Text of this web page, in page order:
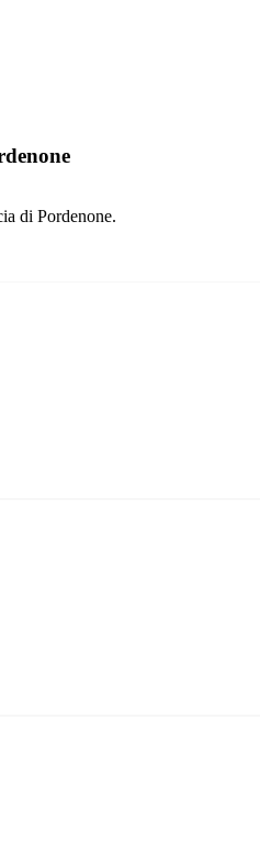
di Pordenone.